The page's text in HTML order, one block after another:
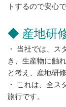
トするので安心で
◆ 産地研
・ 当社では、
き、生産物に触
と考え、産地研
・ これは、全ス
旅行です。